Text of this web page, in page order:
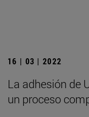
16 | 03 | 2022
La adhesión de
un proceso